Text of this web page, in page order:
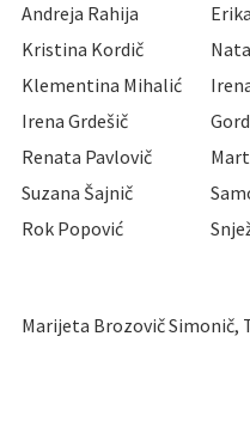
Andreja Rahija
Kristina Kordič
Klementina Mihalić
Irena Grdešič
Renata Pavlovič
Suzana Šajnič
Rok Popović
Marijeta Brozovič Simonič,